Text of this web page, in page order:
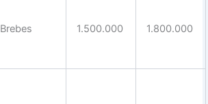
Brebes 1.500.000 1.800.000